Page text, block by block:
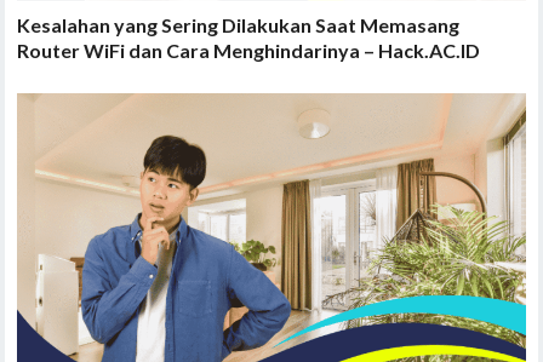
Kesalahan yang Sering Dilakukan Saat Memasang
Router WiFi dan Cara Menghindarinya – Hack.AC.ID